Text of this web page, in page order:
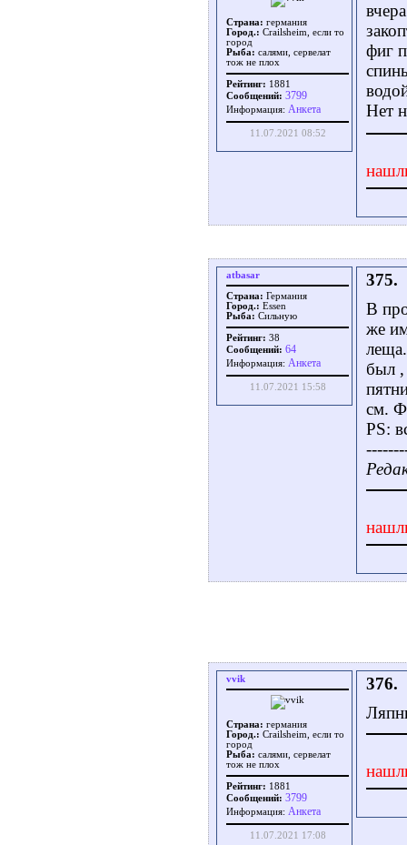
Страна: германия
Город.: Crailsheim, если то
город
Рыба: салями, сервелат
тож не плох
Рейтинг: 1881
Сообщений: 3799
Информация: Aнкета
11.07.2021 08:52
фиг
Нет
atbasar
Страна: Германия
Город.: Essen
Рыба: Сильную
Рейтинг: 38
Сообщений: 64
Информация: Aнкета
11.07.2021 15:58
375.
В
же
был ,
см.
PS:
vvik
Страна: германия
Город.: Crailsheim, если то
город
Рыба: салями, сервелат
тож не плох
Рейтинг: 1881
Сообщений: 3799
Информация: Aнкета
11.07.2021 17:08
376.